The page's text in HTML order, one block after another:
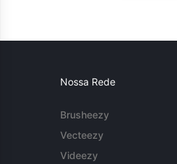
Nossa Rede
Brusheezy
Vecteezy
Videezy